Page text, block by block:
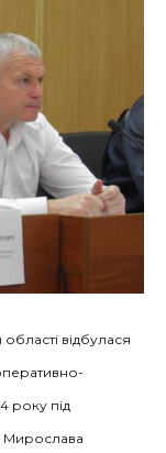
відбулася
року під
Мирослава